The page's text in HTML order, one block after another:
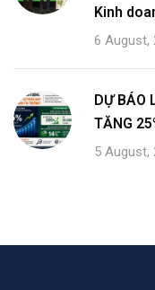
Kinh
6 August,
DỰ BÁO
TĂNG
5 August,